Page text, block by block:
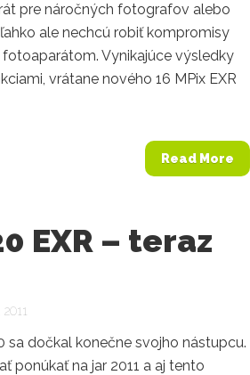
pre náročných fotografov alebo
ale nechcú robiť kompromisy
Vynikajúce výsledky
vrátane nového 16 MPix EXR
Read More
EXR – teraz
sa dočkal konečne svojho nástupcu.
ponúkať na jar 2011 a aj tento